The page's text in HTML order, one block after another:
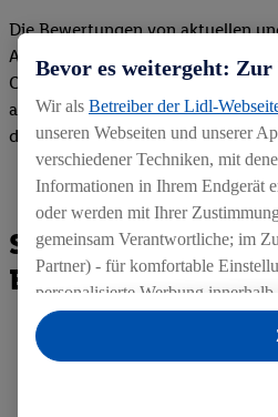
Die Bewertungen von aktuellen
Azubis und externen Bewerbern
Company gemacht. Wir freuen
auf dem Arbeitgeber-
den Bewertungen
So geht es nach der
Bewerbung weiter:
Bevor es weitergeht:
Wir als Betreiber der Lidl-
unseren Webseiten und unserer
verschiedener Techniken, mit
Informationen in Ihrem Endgerät
oder werden mit Ihrer
gemeinsam Verantwortliche; im
Partner) - für komfortable
personalisierte Werbung
Datenverarbeitungen für
Werbung auszusteuern und um